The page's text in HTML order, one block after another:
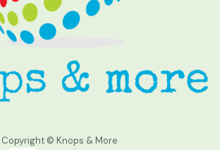
Copyright © Knops & More